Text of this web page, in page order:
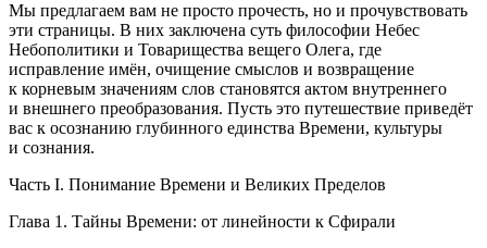
Мы предлагаем вам не просто прочесть, но и прочувствовать
эти страницы. В них заключена суть философии Небес
Небополитики и Товарищества вещего Олега, где
исправление имён, очищение смыслов и возвращение
к корневым значениям слов становятся актом внутреннего
и внешнего преобразования. Пусть это путешествие приведёт
вас к осознанию глубинного единства Времени, культуры
и сознания.
Часть I. Понимание Времени и Великих Пределов
Глава 1. Тайны Времени: от линейности к Сфирали